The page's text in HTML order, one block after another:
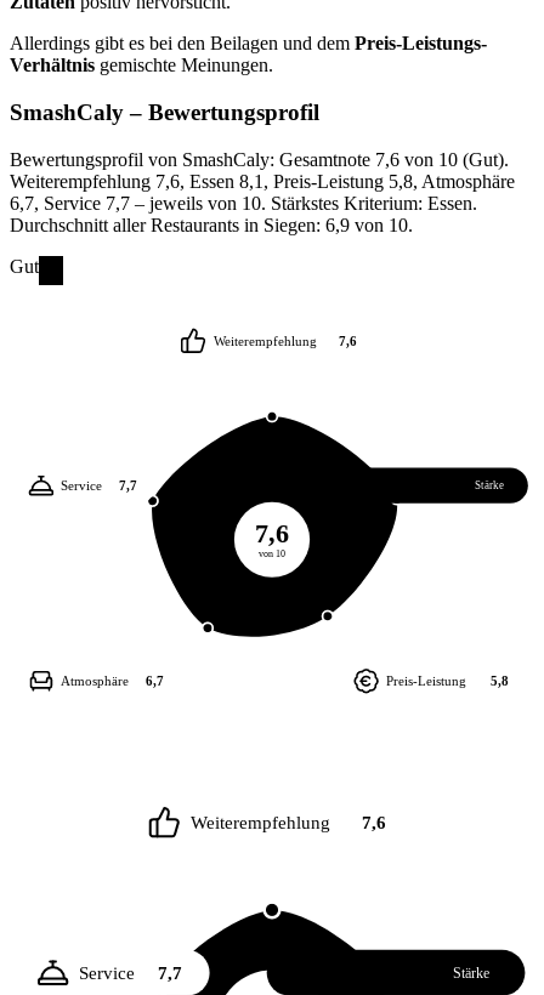
Allerdings gibt es bei den Beilagen und dem Preis-Leistungs-
Verhältnis gemischte Meinungen.
SmashCaly– Bewertungsprofil
Bewertungsprofil von SmashCaly: Gesamtnote 7,6 von 10 (Gut).
Weiterempfehlung 7,6, Essen 8,1, Preis-Leistung 5,8, Atmosphäre
6,7, Service 7,7 – jeweils von 10. Stärkstes Kriterium: Essen.
Durchschnitt aller Restaurants in Siegen: 6,9 von 10.
Gut
7,6
von 10
Weiterempfehlung 7,6
Stärke
Preis-Leistung 5,8
Atmosphäre 6,7
Service 7,7
Weiterempfehlung 7,6
Stärke
Service 7,7